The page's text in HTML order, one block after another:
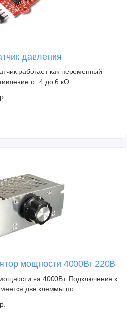
давления
работает как переменный
от 4 до 6 кО..
мощности 4000Вт 220В
на 4000Вт. Подключение к
две клеммы по..